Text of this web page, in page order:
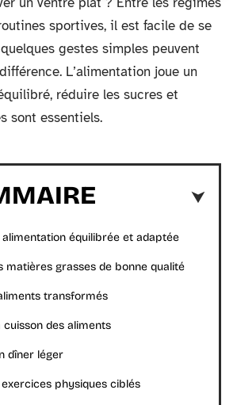
sportives, il est facile de se
gestes simples peuvent
L’alimentation joue un
réduire les sucres et
sont essentiels.
équilibrée et adaptée
matières grasses de bonne qualité
transformés
des aliments
dîner léger
physiques ciblés